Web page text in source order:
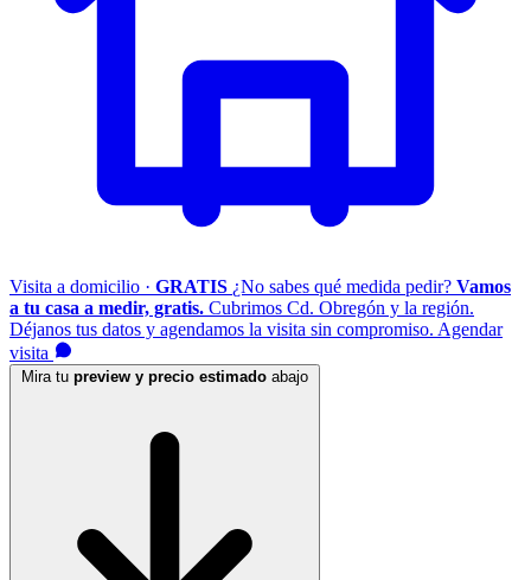
Visita a domicilio · GRATIS ¿No sabes qué medida pedir? Vamos
a tu casa a medir, gratis. Cubrimos Cd. Obregón y la región.
Déjanos tus datos y agendamos la visita sin compromiso. Agendar
visita
Mira tu preview y precio estimado abajo